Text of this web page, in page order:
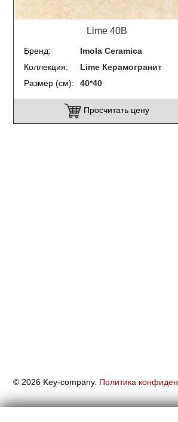
Lime 40B
Бренд
Imola Ceramica
Коллекция
Lime Керамогранит
Размер (см)
40*40
Просчитать цену
© 2026 Key-company. Политика